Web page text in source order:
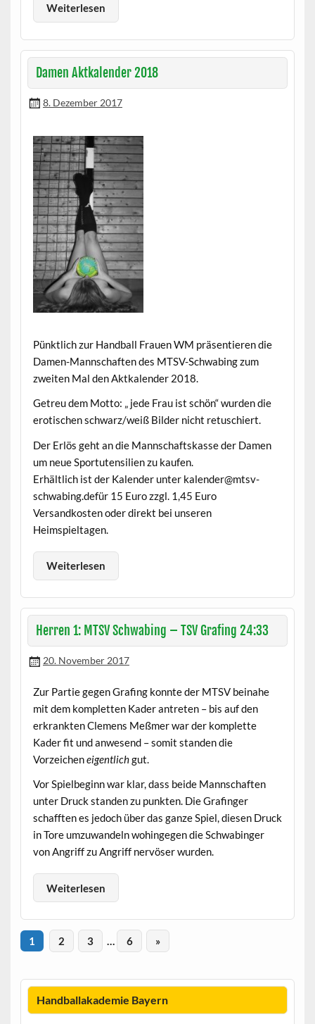
Weiterlesen
Damen Aktkalender 2018
8. Dezember 2017
Pünktlich zur Handball Frauen WM präsentieren die
Damen-Mannschaften des MTSV-Schwabing zum
zweiten Mal den Aktkalender 2018.
Getreu dem Motto: „ jede Frau ist schön“ wurden die
erotischen schwarz/weiß Bilder nicht retuschiert.
Der Erlös geht an die Mannschaftskasse der Damen
um neue Sportutensilien zu kaufen.
Erhältlich ist der Kalender unter kalender@mtsv-
schwabing.defür 15 Euro zzgl. 1,45 Euro
Versandkosten oder direkt bei unseren
Heimspieltagen.
Weiterlesen
Herren 1: MTSV Schwabing – TSV Grafing 24:33
20. November 2017
Zur Partie gegen Grafing konnte der MTSV beinahe
mit dem kompletten Kader antreten – bis auf den
erkrankten Clemens Meßmer war der komplette
Kader fit und anwesend – somit standen die
Vorzeicheneigentlichgut.
Vor Spielbeginn war klar, dass beide Mannschaften
unter Druck standen zu punkten. Die Grafinger
schafften es jedoch über das ganze Spiel, diesen Druck
in Tore umzuwandeln wohingegen die Schwabinger
von Angriff zu Angriff nervöser wurden.
Weiterlesen
1 2 3 … 6 »
Handballakademie Bayern